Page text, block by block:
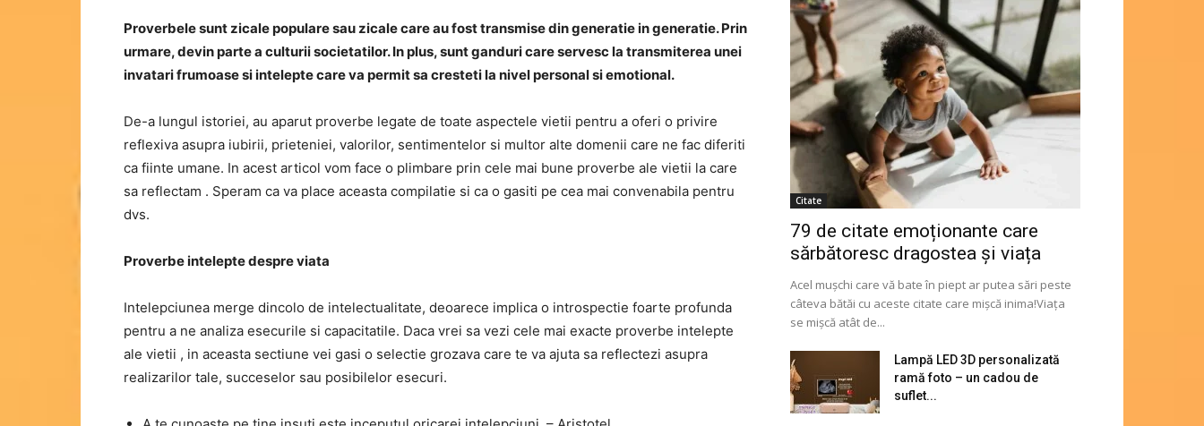
Proverbele sunt zicale populare sau zicale care au fost transmise din generatie in generatie. Prin
urmare, devin parte a culturii societatilor. In plus, sunt ganduri care servesc la transmiterea unei
invatari frumoase si intelepte care va permit sa cresteti la nivel personal si emotional.
De-a lungul istoriei, au aparut proverbe legate de toate aspectele vietii pentru a oferi o privire
reflexiva asupra iubirii, prieteniei, valorilor, sentimentelor si multor alte domenii care ne fac diferiti
ca fiinte umane. In acest articol vom face o plimbare prin cele mai bune proverbe ale vietii la care
sa reflectam . Speram ca va place aceasta compilatie si ca o gasiti pe cea mai convenabila pentru
dvs.
Proverbe intelepte despre viata
Intelepciunea merge dincolo de intelectualitate, deoarece implica o introspectie foarte profunda
pentru a ne analiza esecurile si capacitatile. Daca vrei sa vezi cele mai exacte proverbe intelepte
ale vietii , in aceasta sectiune vei gasi o selectie grozava care te va ajuta sa reflectezi asupra
realizarilor tale, succeselor sau posibilelor esecuri.
Citate
79 de citate emoționante care
sărbătoresc dragostea și viața
Acel mușchi care vă bate în piept ar putea sări peste
câteva bătăi cu aceste citate care mișcă inima!Viața
se mișcă atât de...
Lampă LED 3D personalizată
ramă foto – un cadou de
suflet...